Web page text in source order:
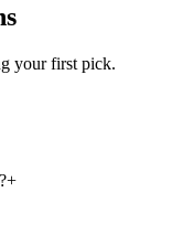
your first pick.
+